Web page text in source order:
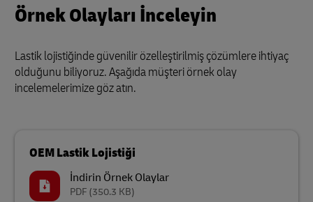
Örnek Olayları İnceleyin
Lastik lojistiğinde güvenilir özelleştirilmiş çözümlere ihtiyaç
olduğunu biliyoruz. Aşağıda müşteri örnek olay
incelemelerimize göz atın.
OEM Lastik Lojistiği
İndirin Örnek Olaylar
PDF (350.3 KB)